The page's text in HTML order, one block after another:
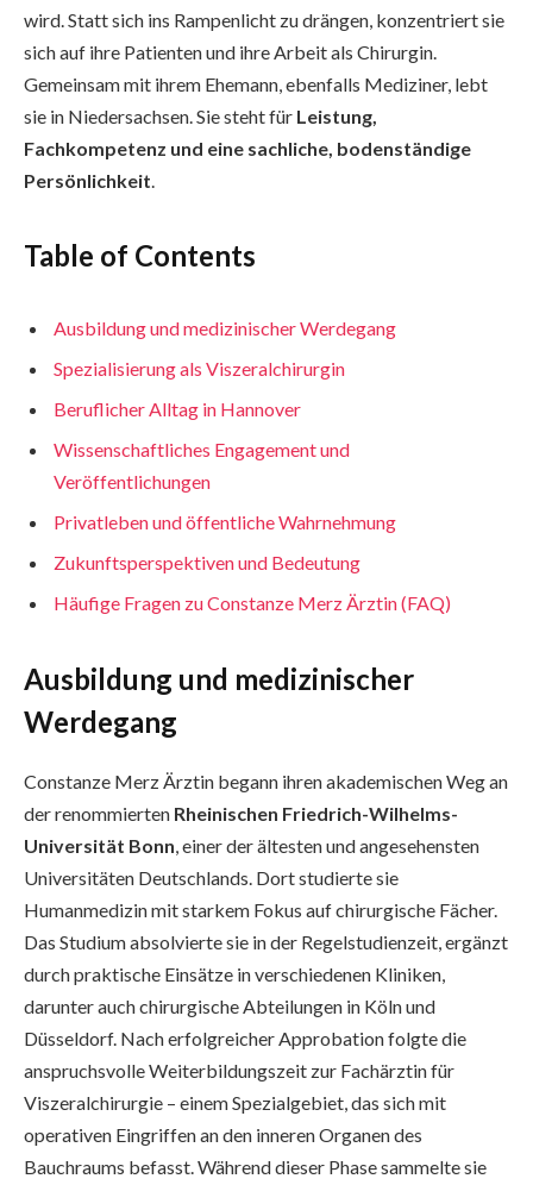
wird. Statt sich ins Rampenlicht zu drängen, konzentriert sie
sich auf ihre Patienten und ihre Arbeit als Chirurgin.
Gemeinsam mit ihrem Ehemann, ebenfalls Mediziner, lebt
sie in Niedersachsen. Sie steht für Leistung,
Fachkompetenz und eine sachliche, bodenständige
Persönlichkeit.
Table of Contents
Ausbildung und medizinischer Werdegang
Spezialisierung als Viszeralchirurgin
Beruflicher Alltag in Hannover
Wissenschaftliches Engagement und
Veröffentlichungen
Privatleben und öffentliche Wahrnehmung
Zukunftsperspektiven und Bedeutung
Häufige Fragen zu Constanze Merz Ärztin (FAQ)
Ausbildung und medizinischer
Werdegang
Constanze Merz Ärztin begann ihren akademischen Weg an
der renommierten Rheinischen Friedrich-Wilhelms-
Universität Bonn , einer der ältesten und angesehensten
Universitäten Deutschlands. Dort studierte sie
Humanmedizin mit starkem Fokus auf chirurgische Fächer.
Das Studium absolvierte sie in der Regelstudienzeit, ergänzt
durch praktische Einsätze in verschiedenen Kliniken,
darunter auch chirurgische Abteilungen in Köln und
Düsseldorf. Nach erfolgreicher Approbation folgte die
anspruchsvolle Weiterbildungszeit zur Fachärztin für
Viszeralchirurgie – einem Spezialgebiet, das sich mit
operativen Eingriffen an den inneren Organen des
Bauchraums befasst. Während dieser Phase sammelte sie